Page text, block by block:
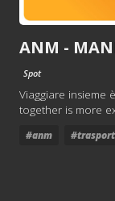
ANM -
Spot
Viaggiare insieme
together is more
#anm